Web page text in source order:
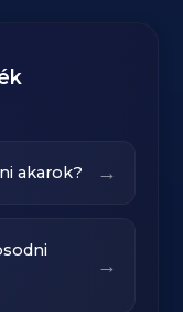
akarok? →
→